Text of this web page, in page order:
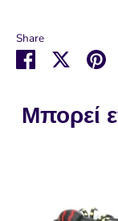
Share
Μοιραστείτε
Facebook
Twitter
Μπορεί